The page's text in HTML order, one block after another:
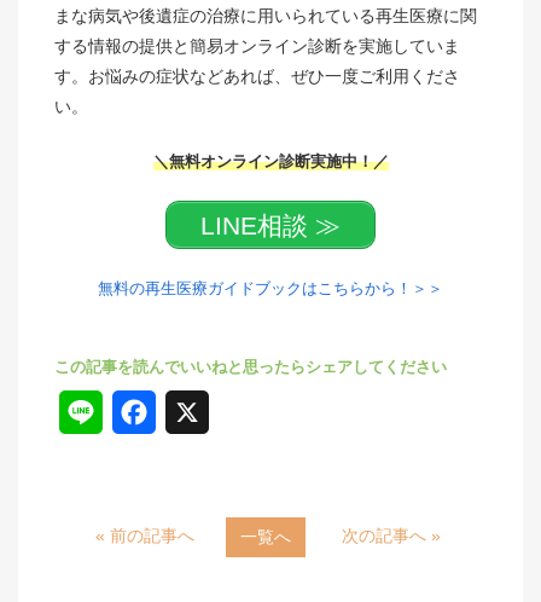
まな病気や後遺症の治療に用いられている再生医療に関
する情報の提供と簡易オンライン診断を実施していま
す。お悩みの症状などあれば、ぜひ一度ご利用くださ
い。
＼無料オンライン診断実施中！／
LINE相談 ≫
無料の再生医療ガイドブックはこちらから！＞＞
e e
« 前の記事へ 一覧へ 次の記事へ »